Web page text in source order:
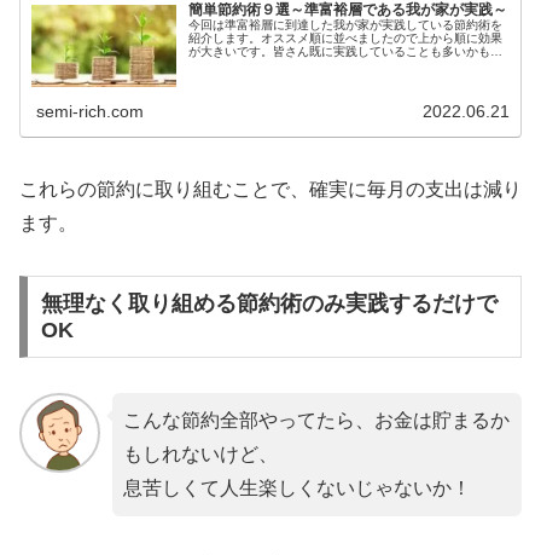
簡単節約術９選～準富裕層である我が家が実践～
今回は準富裕層に到達した我が家が実践している節約術を
紹介します。オススメ順に並べましたので上から順に効果
が大きいです。皆さん既に実践していることも多いかもし
semi-rich.com 2022.06.21
これらの節約に取り組むことで、確実に毎月の支出は減り
ます。
無理なく取り組める節約術のみ実践するだけで
OK
こんな節約全部やってたら、お金は貯まるか
もしれないけど、
息苦しくて人生楽しくないじゃないか！